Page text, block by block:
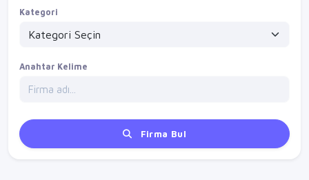
Kategori
Anahtar Kelime
Firma Bul